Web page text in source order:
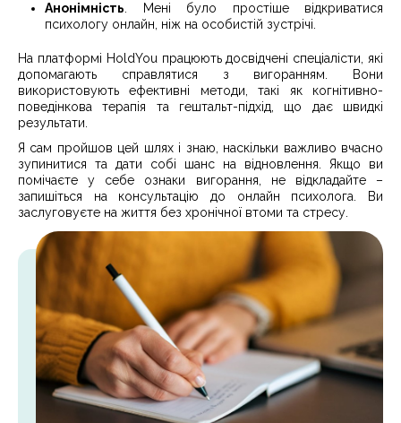
Анонімність . Мені було простіше відкриватися
психологу онлайн, ніж на особистій зустрічі.
На платформі HoldYou працюють досвідчені спеціалісти, які
допомагають справлятися з вигоранням. Вони
використовують ефективні методи, такі як когнітивно-
поведінкова терапія та гештальт-підхід, що дає швидкі
результати.
Я сам пройшов цей шлях і знаю, наскільки важливо вчасно
зупинитися та дати собі шанс на відновлення. Якщо ви
помічаєте у себе ознаки вигорання, не відкладайте –
запишіться на консультацію до онлайн психолога. Ви
заслуговуєте на життя без хронічної втоми та стресу.